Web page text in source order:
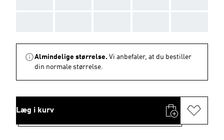
Almindelige størrelse. Vi anbefaler, at du bestiller
din normale størrelse.
Læg i kurv